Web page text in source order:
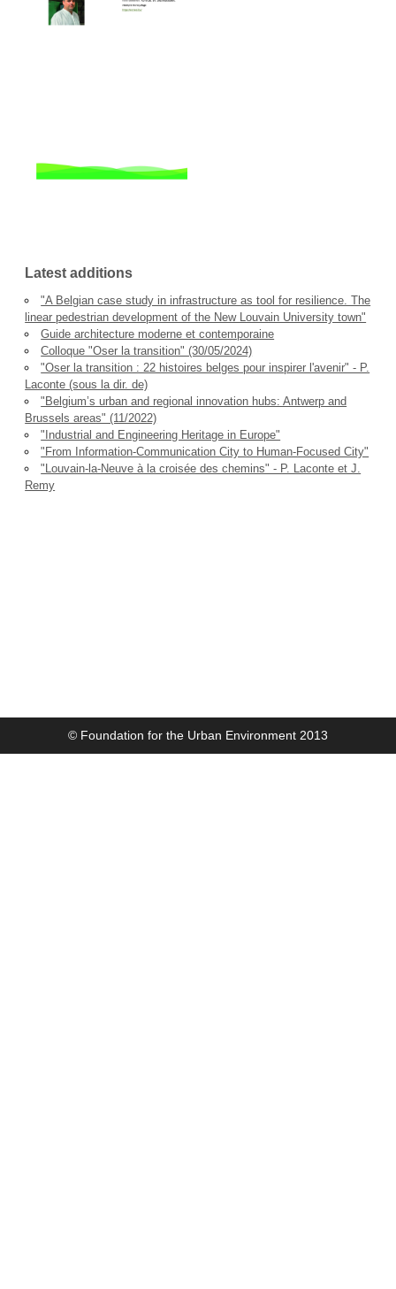
Latest additions
"A Belgian case study in infrastructure as tool for resilience. The
linear pedestrian development of the New Louvain University town"
Guide architecture moderne et contemporaine
Colloque "Oser la transition" (30/05/2024)
"Oser la transition : 22 histoires belges pour inspirer l'avenir" - P.
Laconte (sous la dir. de)
"Belgium’s urban and regional innovation hubs: Antwerp and
Brussels areas" (11/2022)
"Industrial and Engineering Heritage in Europe"
"From Information-Communication City to Human-Focused City"
"Louvain-la-Neuve à la croisée des chemins" - P. Laconte et J.
Remy
© Foundation for the Urban Environment 2013